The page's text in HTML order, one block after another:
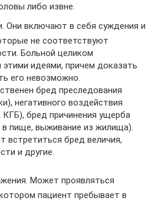
либо извне.
Они включают в себя суждения и
не соответствуют
Больной целиком
этими идеями, причем доказать
его невозможно.
бред преследования
негативного воздействия
КГБ), бред причинения ущерба
в пище, выживание из жилища).
встретиться бред величия,
и другие.
Может проявляться
пациент пребывает в